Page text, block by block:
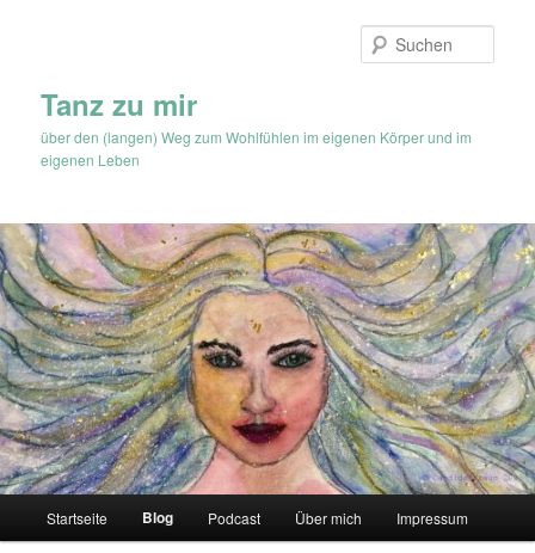
Tanz zu mir
über den (langen) Weg zum Wohlfühlen im eigenen Körper und im
eigenen Leben
Startseite Blog Podcast Über mich Impressum